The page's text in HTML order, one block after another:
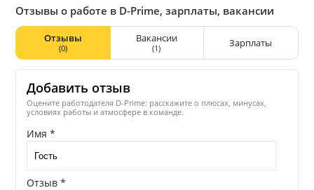
Отзывы о работе в D-Prime, зарплаты, вакансии
Отзывы
(0)
Вакансии
(1) Зарплаты
Добавить отзыв
Оцените работодателя D-Prime: расскажите о плюсах, минусах,
условиях работы и атмосфере в команде.
Имя *
Отзыв *